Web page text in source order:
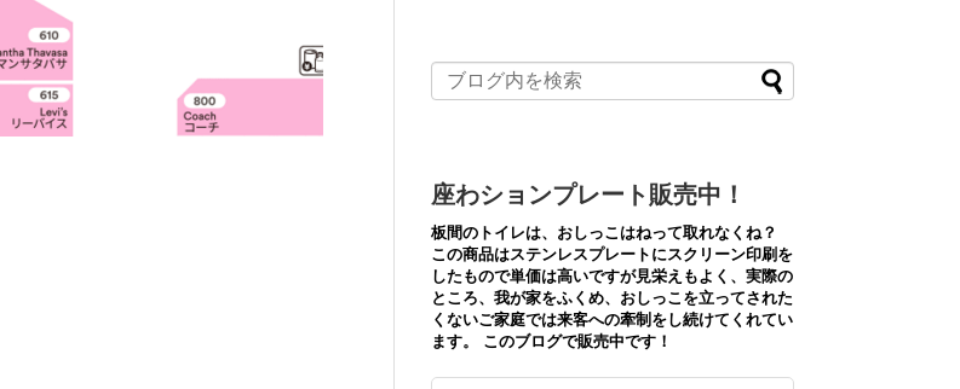
座わションプレート販売中！
板間のトイレは、おしっこはねって取れなくね？
この商品はステンレスプレートにスクリーン印刷を
したもので単価は高いですが見栄えもよく、実際の
ところ、我が家をふくめ、おしっこを立ってされた
くないご家庭では来客への牽制をし続けてくれてい
ます。 このブログで販売中です！